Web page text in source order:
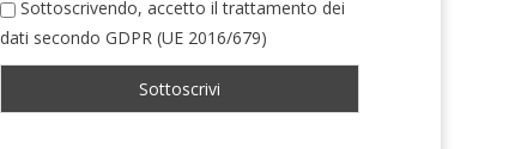
Sottoscrivendo, accetto il trattamento dei
dati secondo GDPR (UE 2016/679)